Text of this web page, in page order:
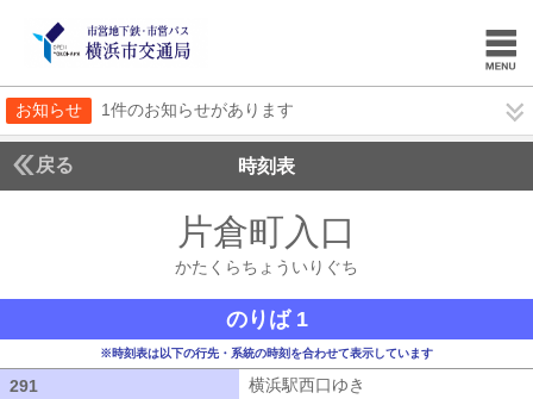
お知らせ 1件のお知らせがあります
戻る 時刻表
片倉町入口
かたくらちょういりぐち
のりば 1
※時刻表は以下の行先・系統の時刻を合わせて表示しています
291 横浜駅西口ゆき